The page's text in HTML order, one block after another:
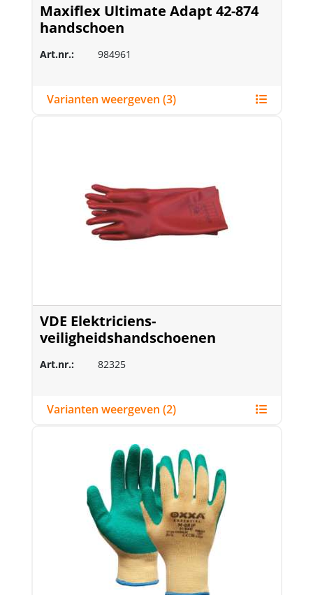
Maxiflex Ultimate Adapt 42-874
handschoen
Art.nr.: 984961
Varianten weergeven (3)
VDE Elektriciens-
veiligheidshandschoenen
Art.nr.: 82325
Varianten weergeven (2)